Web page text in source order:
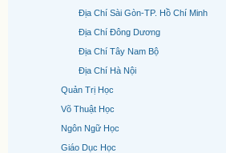
Địa Chí Sài Gòn-TP. Hồ Chí Minh
Địa Chí Đông Dương
Địa Chí Tây Nam Bộ
Địa Chí Hà Nội
Quản Trị Học
Võ Thuật Học
Ngôn Ngữ Học
Giáo Dục Học